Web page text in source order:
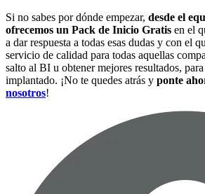
Si no sabes por dónde empezar, desde el
ofrecemos un Pack de Inicio Gratis en el
a dar respuesta a todas esas dudas y con el
servicio de calidad para todas aquellas
salto al BI u obtener mejores resultados,
implantado. ¡No te quedes atrás y ponte
nosotros!